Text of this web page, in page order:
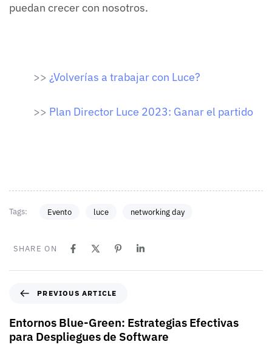
puedan crecer con nosotros.
>> ¿Volverías a trabajar con Luce?
>> Plan Director Luce 2023: Ganar el partido
Tags: Evento luce networking day
SHARE ON
PREVIOUS ARTICLE
Entornos Blue-Green: Estrategias Efectivas
para Despliegues de Software